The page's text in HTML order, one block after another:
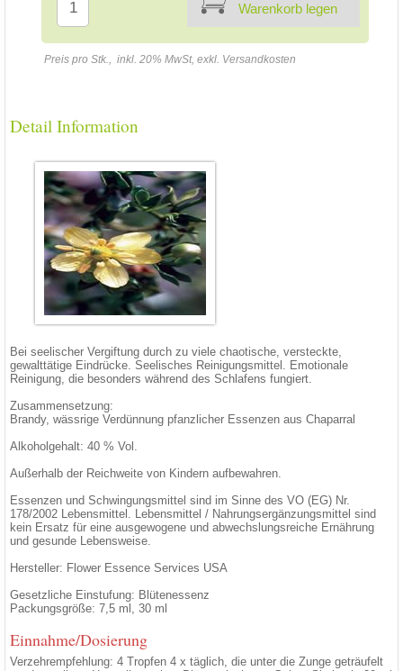
Warenkorb legen
Preis pro Stk., inkl. 20% MwSt, exkl. Versandkosten
Detail Information
Bei seelischer Vergiftung durch zu viele chaotische, versteckte,
gewalttätige Eindrücke. Seelisches Reinigungsmittel. Emotionale
Reinigung, die besonders während des Schlafens fungiert.
Zusammensetzung:
Brandy, wässrige Verdünnung pfanzlicher Essenzen aus Chaparral
Alkoholgehalt: 40 % Vol.
Außerhalb der Reichweite von Kindern aufbewahren.
Essenzen und Schwingungsmittel sind im Sinne des VO (EG) Nr.
178/2002 Lebensmittel. Lebensmittel / Nahrungsergänzungsmittel sind
kein Ersatz für eine ausgewogene und abwechslungsreiche Ernährung
und gesunde Lebensweise.
Hersteller: Flower Essence Services USA
Gesetzliche Einstufung: Blütenessenz
Packungsgröße: 7,5 ml, 30 ml
Einnahme/Dosierung
Verzehrempfehlung: 4 Tropfen 4 x täglich, die unter die Zunge geträufelt